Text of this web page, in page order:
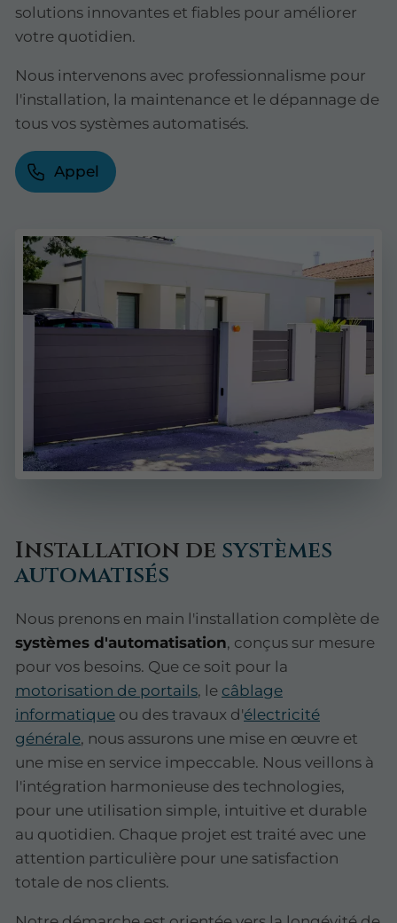
solutions innovantes et fiables pour améliorer
votre quotidien.
Nous intervenons avec professionnalisme pour
l'installation, la maintenance et le dépannage de
tous vos systèmes automatisés.
Appel
Installation de systèmes
automatisés
Nous prenons en main l'installation complète de
systèmes d'automatisation, conçus sur mesure
pour vos besoins. Que ce soit pour la
motorisation de portails, le câblage
informatique ou des travaux d'électricité
générale, nous assurons une mise en œuvre et
une mise en service impeccable. Nous veillons à
l'intégration harmonieuse des technologies,
pour une utilisation simple, intuitive et durable
au quotidien. Chaque projet est traité avec une
attention particulière pour une satisfaction
totale de nos clients.